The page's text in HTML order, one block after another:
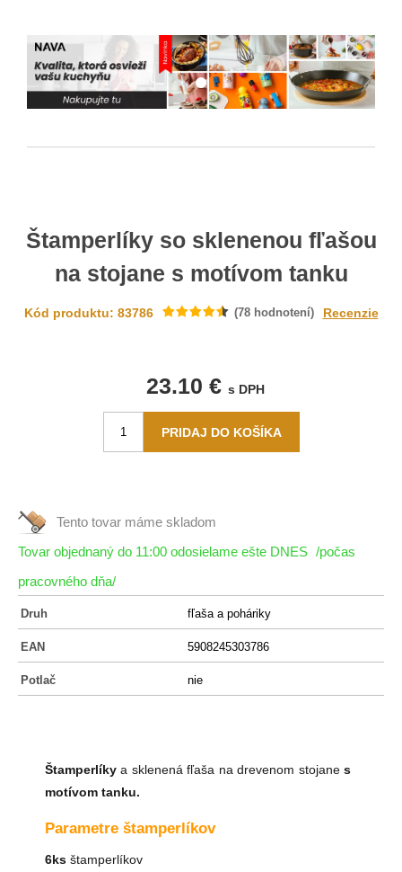
Štamperlíky so sklenenou fľašou
na stojane s motívom tanku
Kód produktu: 83786 (78hodnotení) Recenzie
23.10 € s DPH
Tento tovar máme skladom
Tovar objednaný do 11:00 odosielame ešte DNES /počas
pracovného dňa/
Druh fľaša a poháriky
EAN 5908245303786
Potlač nie
Štamperlíky a sklenená fľaša na drevenom stojane s
motívom tanku.
Parametre štamperlíkov
6ks štamperlíkov